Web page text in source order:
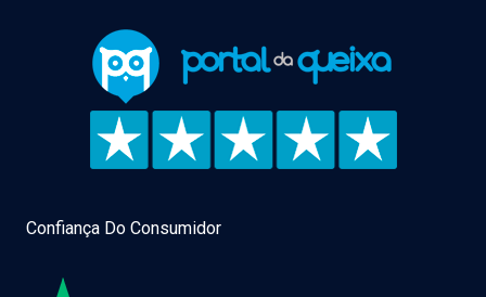
Confiança Do Consumidor